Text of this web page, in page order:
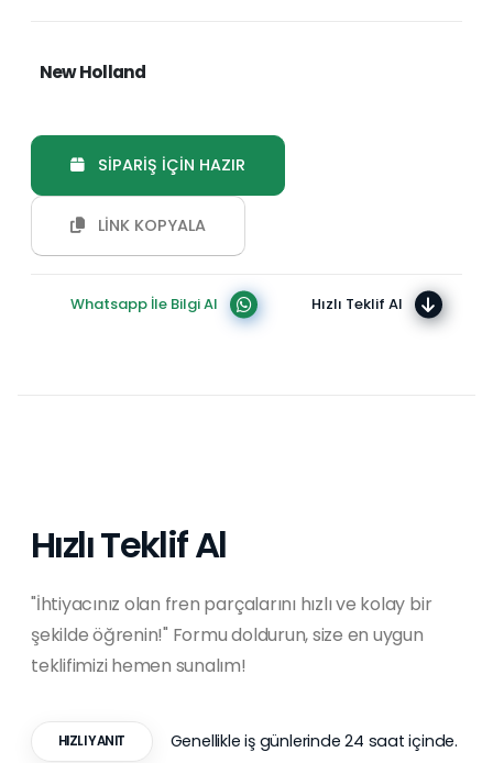
New Holland
SİPARİŞ İÇİN HAZIR
LİNK KOPYALA
Whatsapp İle Bilgi Al Hızlı Teklif Al
Hızlı Teklif Al
"İhtiyacınız olan fren parçalarını hızlı ve kolay bir
şekilde öğrenin!" Formu doldurun, size en uygun
teklifimizi hemen sunalım!
HIZLI YANIT Genellikle iş günlerinde 24 saat içinde.